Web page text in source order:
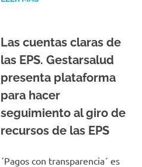
Las cuentas claras de
las EPS. Gestarsalud
presenta plataforma
para hacer
seguimiento al giro de
recursos de las EPS
´Pagos con transparencia´ es